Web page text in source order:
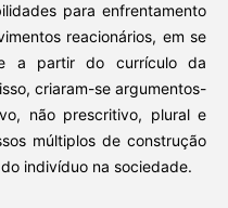
para enfrentamento
reacionários, em se
a partir do currículo da
criaram-se argumentos-
não prescritivo, plural e
múltiplos de construção
indivíduo na sociedade.